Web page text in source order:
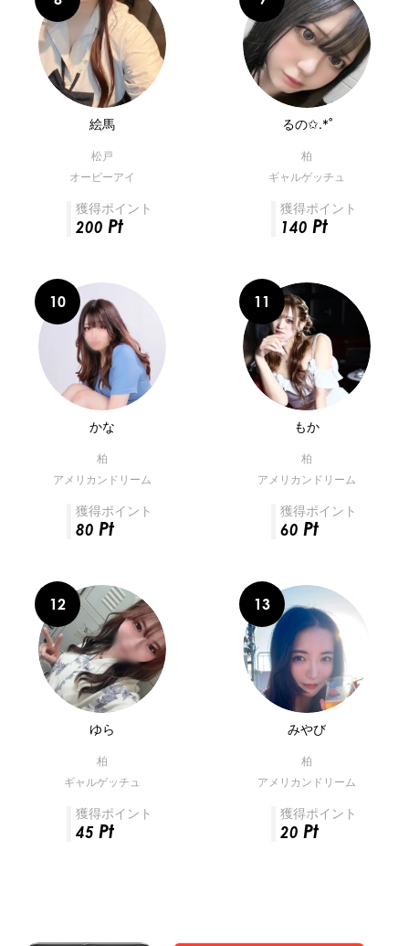
絵馬
松戸
オーピーアイ
獲得ポイント
200 Pt
るの✩.*˚
柏
ギャルゲッチュ
獲得ポイント
140 Pt
かな
柏
アメリカンドリーム
獲得ポイント
80 Pt
もか
柏
アメリカンドリーム
獲得ポイント
60 Pt
ゆら
柏
ギャルゲッチュ
獲得ポイント
45 Pt
みやび
柏
アメリカンドリーム
獲得ポイント
20 Pt